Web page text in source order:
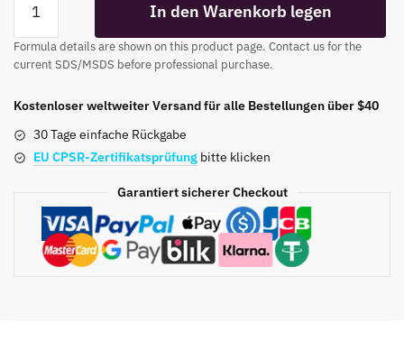
Series:
New
York
Polish
Menge
In den Warenkorb legen
Formula details are shown on this product page. Contact us for the
current SDS/MSDS before professional purchase.
Kostenloser weltweiter Versand für alle Bestellungen über $40
30 Tage einfache Rückgabe
EU CPSR-Zertifikatsprüfung bitte klicken
Garantiert sicherer Checkout